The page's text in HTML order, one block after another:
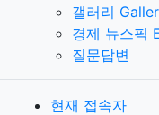
갤러리
경제 뉴스픽
질문답변
현재 접속자